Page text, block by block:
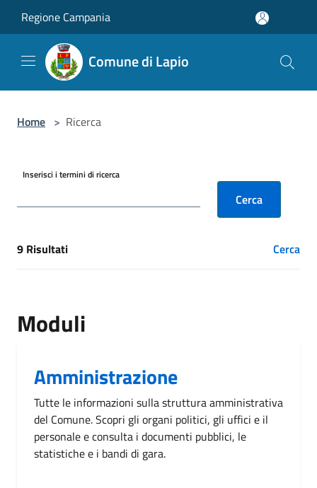
Regione Campania
Comune di Lapio
Home > Ricerca
Inserisci i termini di ricerca
Cerca
[results] Risultati
9 Risultati Cerca
Moduli
Amministrazione
Tutte le informazioni sulla struttura amministrativa
del Comune. Scopri gli organi politici, gli uffici e il
personale e consulta i documenti pubblici, le
statistiche e i bandi di gara.